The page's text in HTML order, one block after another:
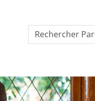
Search
website